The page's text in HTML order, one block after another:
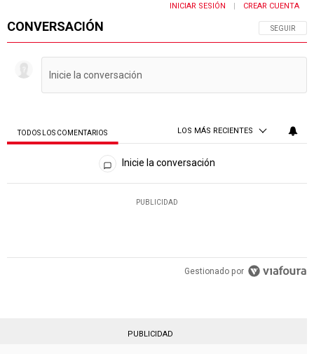
CONVERSACIÓN SIGA ESTA
SEGUIR
INICIAR SESIÓN CREAR CUENTA
TODOS LOS COMENTARIOS LOS MÁS RECIENTES
Todos los comentarios
Inicie la conversación
PUBLICIDAD
Gestionado por
PUBLICIDAD